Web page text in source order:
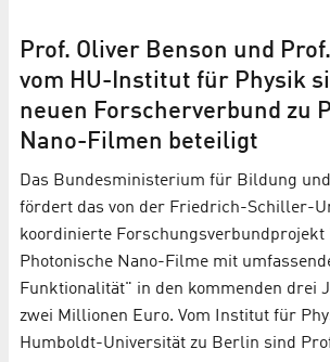
Prof. Oliver Benson und
vom HU-Institut für Physik
neuen Forscherverbund zu
Nano-Filmen beteiligt
Das Bundesministerium für Bildung
fördert das von der Friedrich-Schiller-
koordinierte
Photonische Nano-Filme mit
Funktionalität" in den kommenden drei
zwei Millionen Euro. Vom Institut für
Humboldt-Universität zu Berlin sind